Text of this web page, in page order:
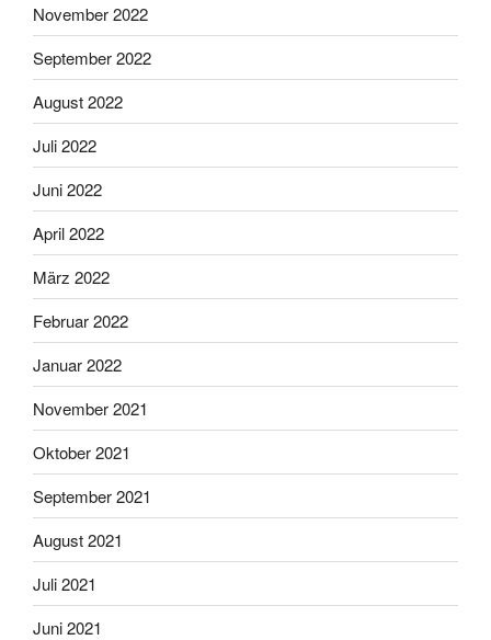
November 2022
September 2022
August 2022
Juli 2022
Juni 2022
April 2022
März 2022
Februar 2022
Januar 2022
November 2021
Oktober 2021
September 2021
August 2021
Juli 2021
Juni 2021